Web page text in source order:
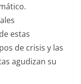
estas
de crisis y las
agudizan su